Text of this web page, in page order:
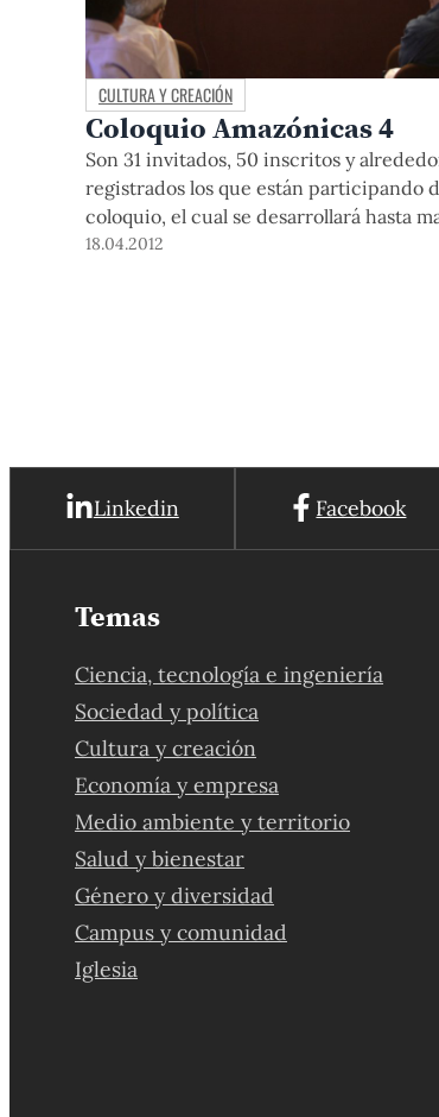
CULTURA Y CREACIÓN
Coloquio Amazónicas 4
Son 31 invitados, 50 inscritos y
registrados los que están participando
coloquio, el cual se desarrollará hasta
la casona Riva-Agüero y que vendrá a
18.04.2012
Linkedin Facebook
Temas
Ciencia, tecnología e ingeniería
Sociedad y política
Cultura y creación
Economía y empresa
Medio ambiente y territorio
Salud y bienestar
Género y diversidad
Campus y comunidad
Iglesia